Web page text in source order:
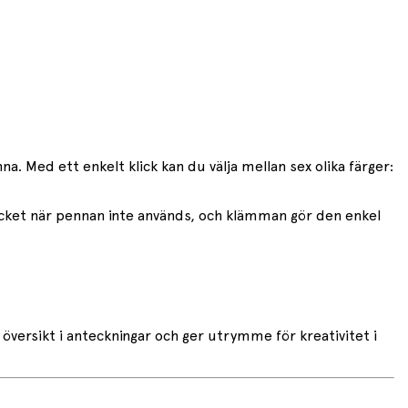
Med ett enkelt klick kan du välja mellan sex olika färger:
när pennan inte används, och klämman gör den enkel
översikt i anteckningar och ger utrymme för kreativitet i